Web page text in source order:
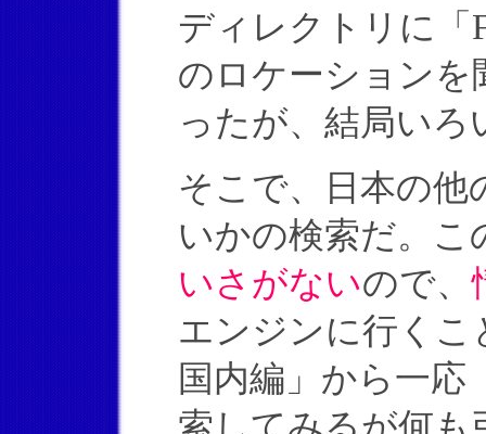
ディレクトリに「
のロケーションを
ったが、結局い
そこで、日本の
いかの検索だ。こ
いさがないので、
エンジンに行くこ
国内編」から一応